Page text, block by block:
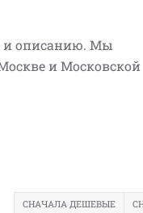
и описанию. Мы
и Московской
СНАЧАЛА ДЕШЕВЫЕ